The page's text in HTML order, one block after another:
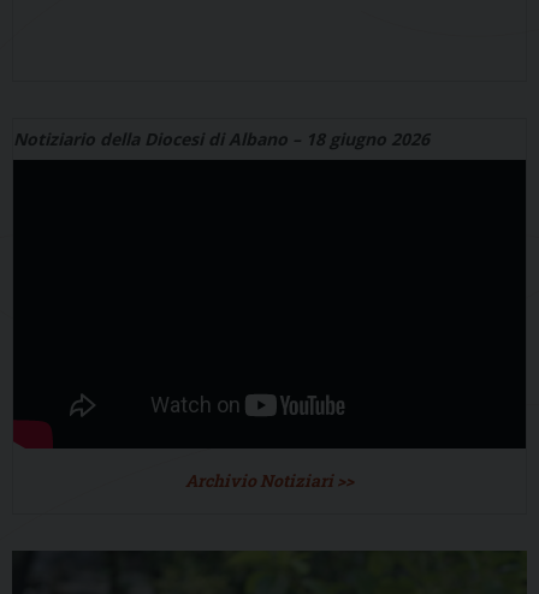
Notiziario della Diocesi di Albano – 18 giugno 2026
Archivio Notiziari >>